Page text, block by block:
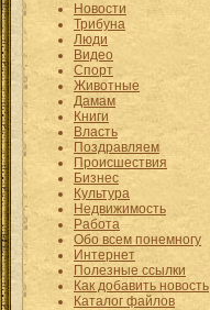
Новости
Трибуна
Люди
Видео
Спорт
Животные
Дамам
Книги
Власть
Поздравляем
Происшествия
Бизнес
Культура
Недвижимость
Работа
Обо всем понемногу
Интернет
Полезные ссылки
Как добавить новость
Каталог файлов